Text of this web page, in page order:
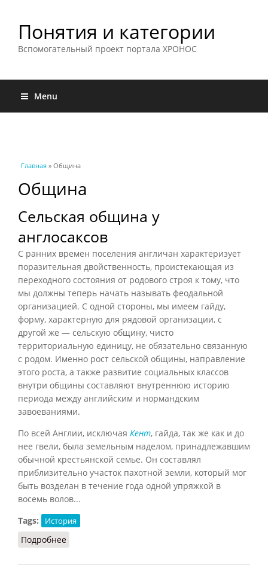
Понятия и категории
Вспомогательный проект портала ХРОНОС
Menu
Вы здесь
Главная » Община
Община
Сельская община у
англосаксов
С ранних времен поселения англичан характеризует
поразительная двойственность, проистекающая из
переходного состояния от родового строя к тому, что
мы должны теперь начать называть феодальной
организацией. С одной стороны, мы имеем гайду,
форму, характерную для рядовой организации, с
другой же — сельскую общину, чисто
территориальную единицу, не обязательно связанную
с родом. Именно рост сельской общины, направление
этого роста, а также развитие социальных классов
внутри общины составляют внутреннюю историю
периода между английским и нормандским
завоеваниями.
По всей Англии, исключая Кент, гайда, так же как и до
нее гвели, была земельным наделом, принадлежавшим
обычной крестьянской семье. Он составлял
приблизительно участок пахотной земли, который мог
быть возделан в течение года одной упряжкой в
восемь волов...
Tags:
История
Подробнее